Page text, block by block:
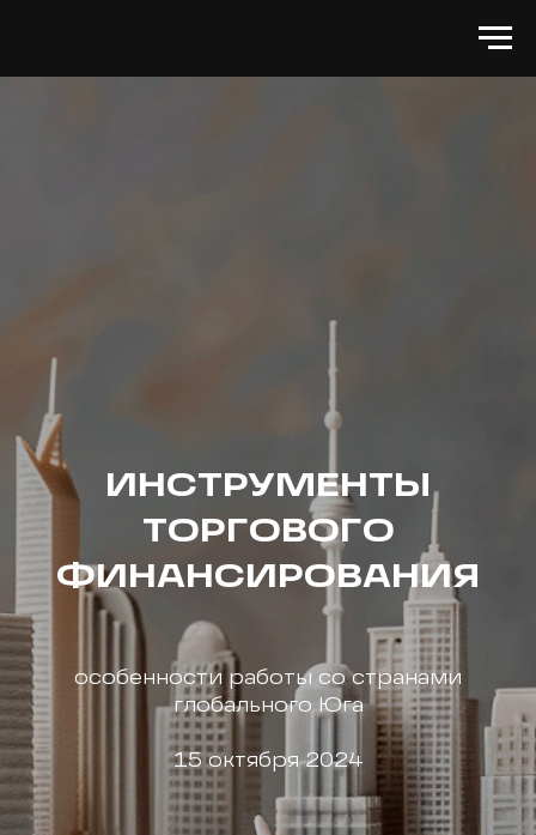
ИНСТРУМЕНТЫ
ТОРГОВОГО
ФИНАНСИРОВАНИЯ
особенности работы со странами
глобального Юга
15 октября 2024